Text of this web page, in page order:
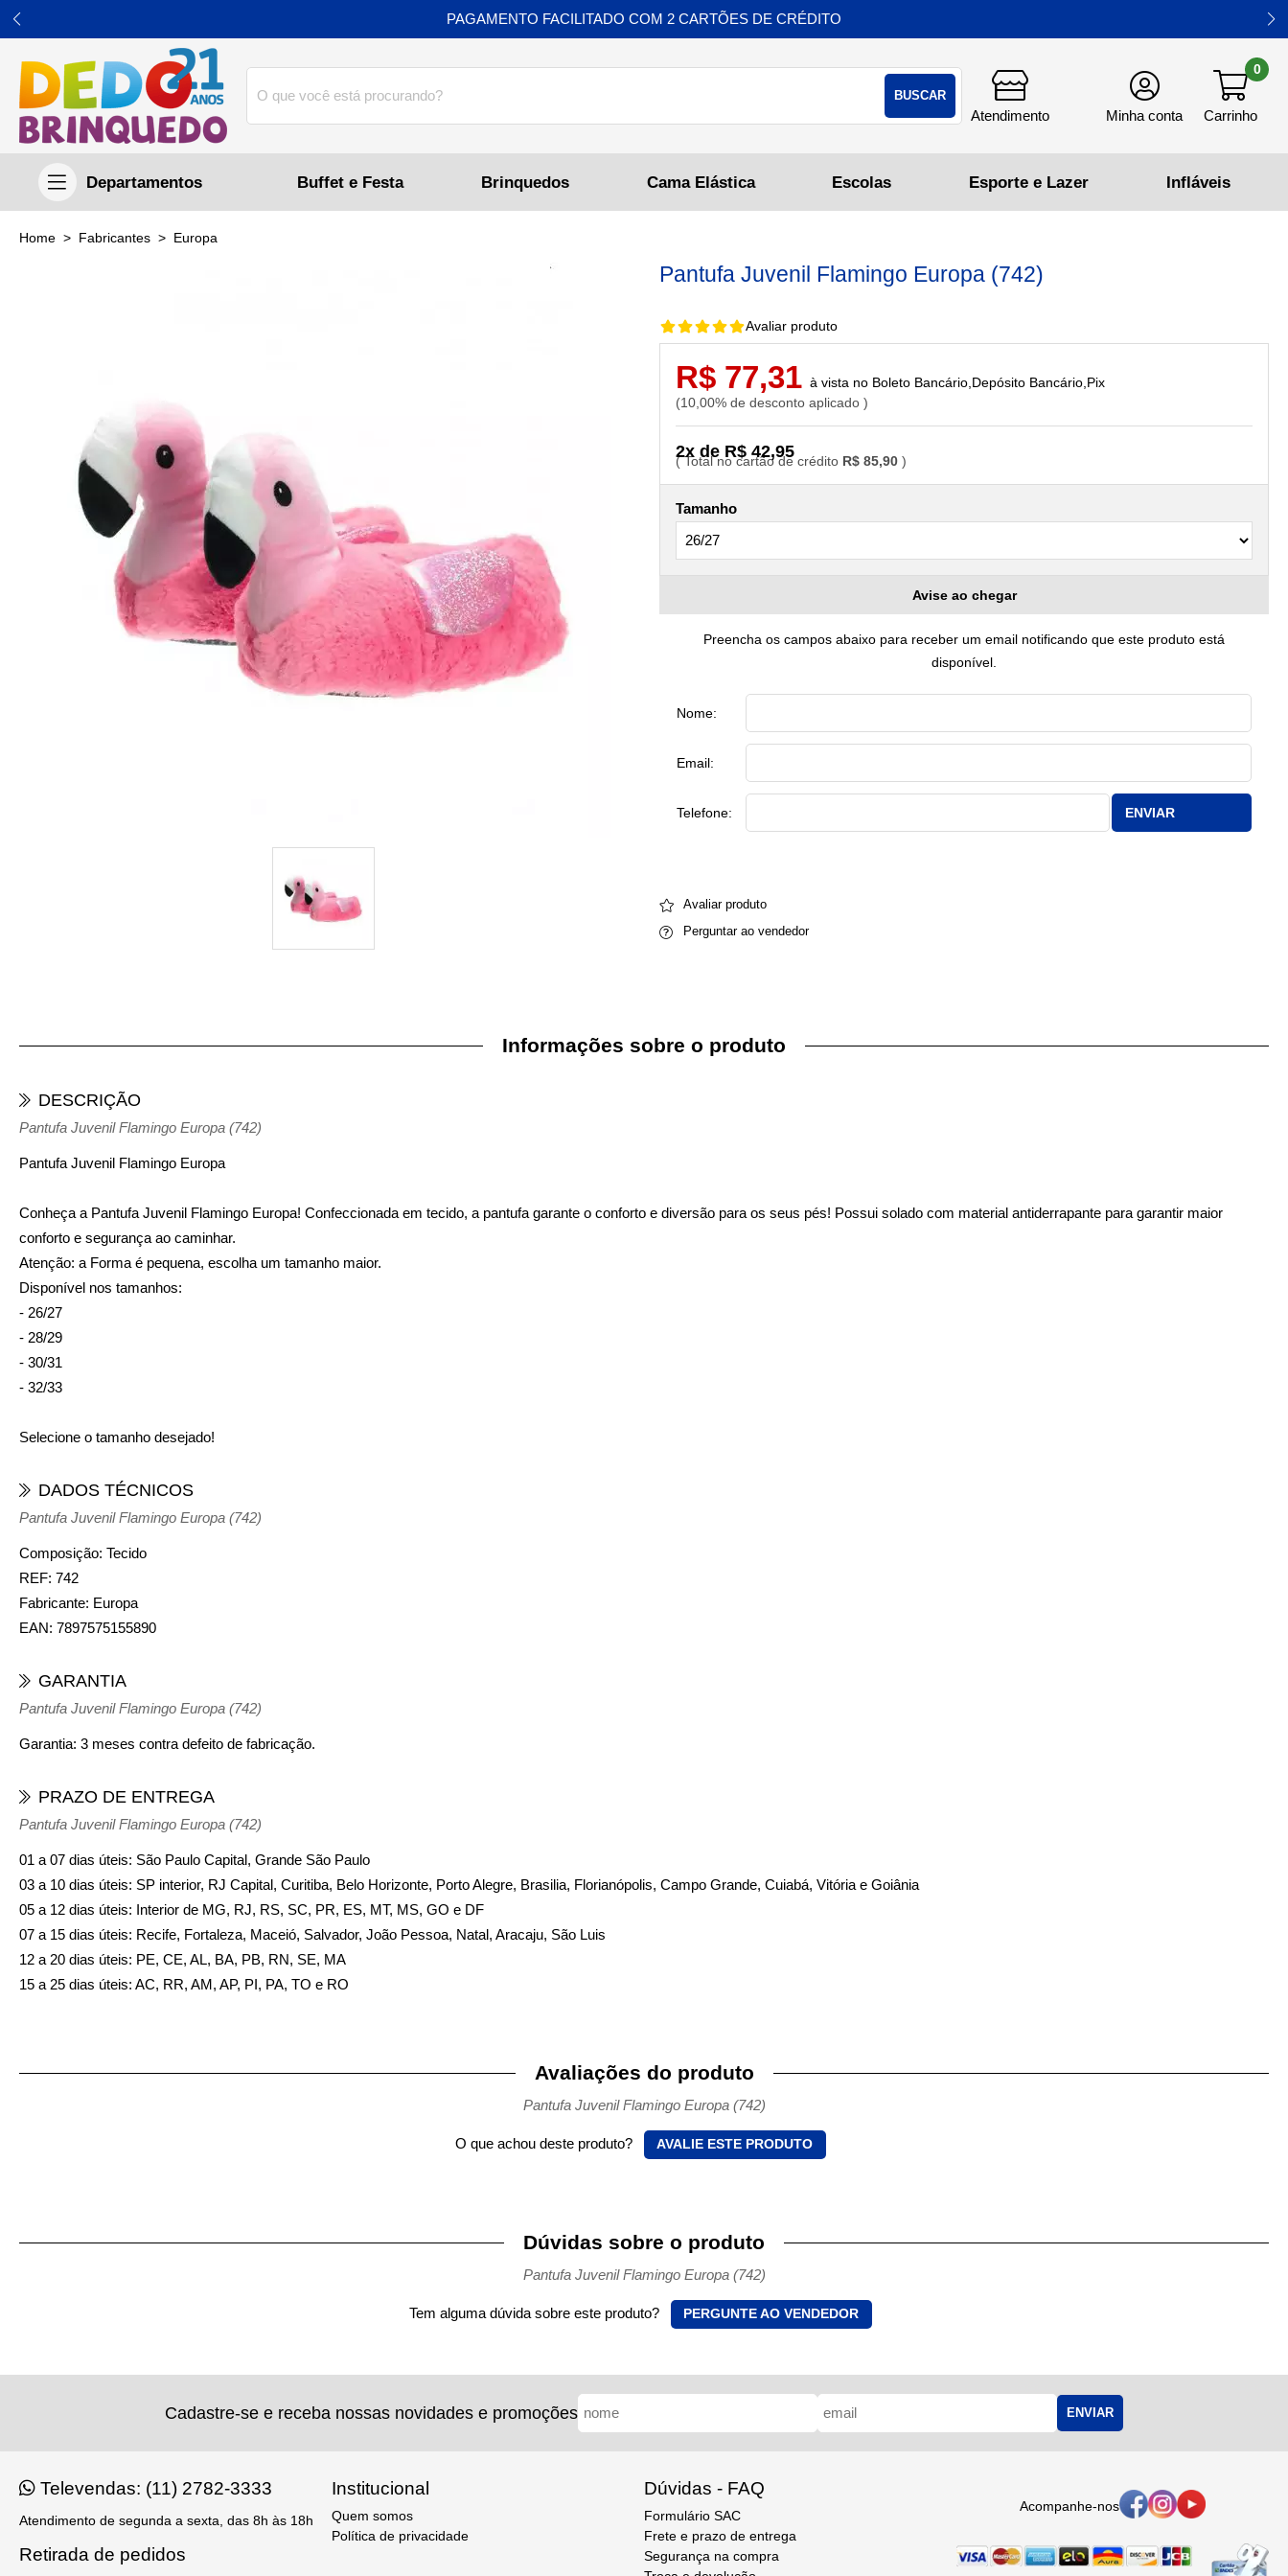
BUSCAR
0
Buffet e Festa Brinquedos Cama Elástica
PAGAMENTO FACILITADO COM 2 CARTÕES DE CRÉDITO
home Fabricantes europa
Pantufa Juvenil Flamingo Europa (742)
Avaliar produto
R$ 85,90
2x de R$ 42,95
R$ 77,31
10,00% de desconto aplicado
Boleto Bancário,Depósito Bancário,Pix
Tamanho
Avise ao chegar
Preencha os campos abaixo para receber um email notificando que este produto está
disponível.
Nome:
Email:
Telefone: ENVIAR
Avaliar produto
Perguntar ao vendedor
Informações sobre o produto
DESCRIÇÃO
Pantufa Juvenil Flamingo Europa (742)
Pantufa Juvenil Flamingo Europa
Conheça a Pantufa Juvenil Flamingo Europa! Confeccionada em tecido, a pantufa garante o conforto e diversão para os seus pés! Possui solado com material antiderrapante para garantir maior
conforto e segurança ao caminhar.
Atenção: a Forma é pequena, escolha um tamanho maior.
Disponível nos tamanhos:
- 26/27
- 28/29
- 30/31
- 32/33
Selecione o tamanho desejado!
DADOS TÉCNICOS
Pantufa Juvenil Flamingo Europa (742)
Composição: Tecido
REF: 742
Fabricante: Europa
EAN: 7897575155890
GARANTIA
Pantufa Juvenil Flamingo Europa (742)
Garantia: 3 meses contra defeito de fabricação.
PRAZO DE ENTREGA
Pantufa Juvenil Flamingo Europa (742)
01 a 07 dias úteis: São Paulo Capital, Grande São Paulo
03 a 10 dias úteis: SP interior, RJ Capital, Curitiba, Belo Horizonte, Porto Alegre, Brasilia, Florianópolis, Campo Grande, Cuiabá, Vitória e Goiânia
05 a 12 dias úteis: Interior de MG, RJ, RS, SC, PR, ES, MT, MS, GO e DF
07 a 15 dias úteis: Recife, Fortaleza, Maceió, Salvador, João Pessoa, Natal, Aracaju, São Luis
12 a 20 dias úteis: PE, CE, AL, BA, PB, RN, SE, MA
15 a 25 dias úteis: AC, RR, AM, AP, PI, PA, TO e RO
Avaliações do produto
Pantufa Juvenil Flamingo Europa (742)
O que achou deste produto? AVALIE ESTE PRODUTO
Dúvidas sobre o produto
Pantufa Juvenil Flamingo Europa (742)
Tem alguma dúvida sobre este produto? PERGUNTE AO VENDEDOR
Cadastre-se e receba nossas novidades e promoções ENVIAR
Televendas: (11) 2782-3333
Atendimento de segunda a sexta, das 8h às 18h
Retirada de pedidos
Institucional
Quem somos
Política de privacidade
Dúvidas - FAQ
Formulário SAC
Frete e prazo de entrega
Segurança na compra
Acompanhe-nos